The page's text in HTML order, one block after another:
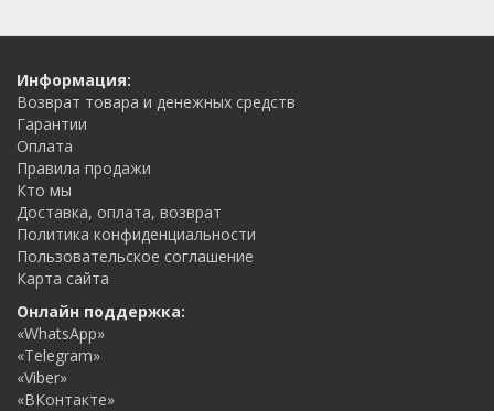
Информация:
Возврат товара и денежных средств
Гарантии
Оплата
Правила продажи
Кто мы
Доставка, оплата, возврат
Политика конфиденциальности
Пользовательское соглашение
Карта сайта
Онлайн поддержка:
«WhatsApp»
«Telegram»
«Viber»
«ВКонтакте»